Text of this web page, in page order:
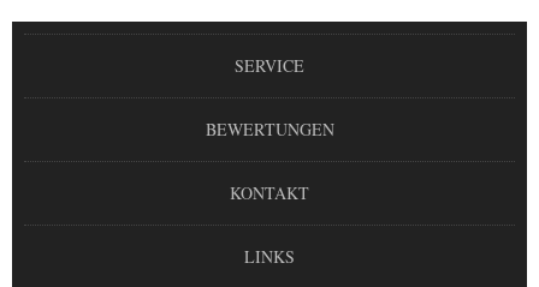
SERVICE
BEWERTUNGEN
KONTAKT
LINKS